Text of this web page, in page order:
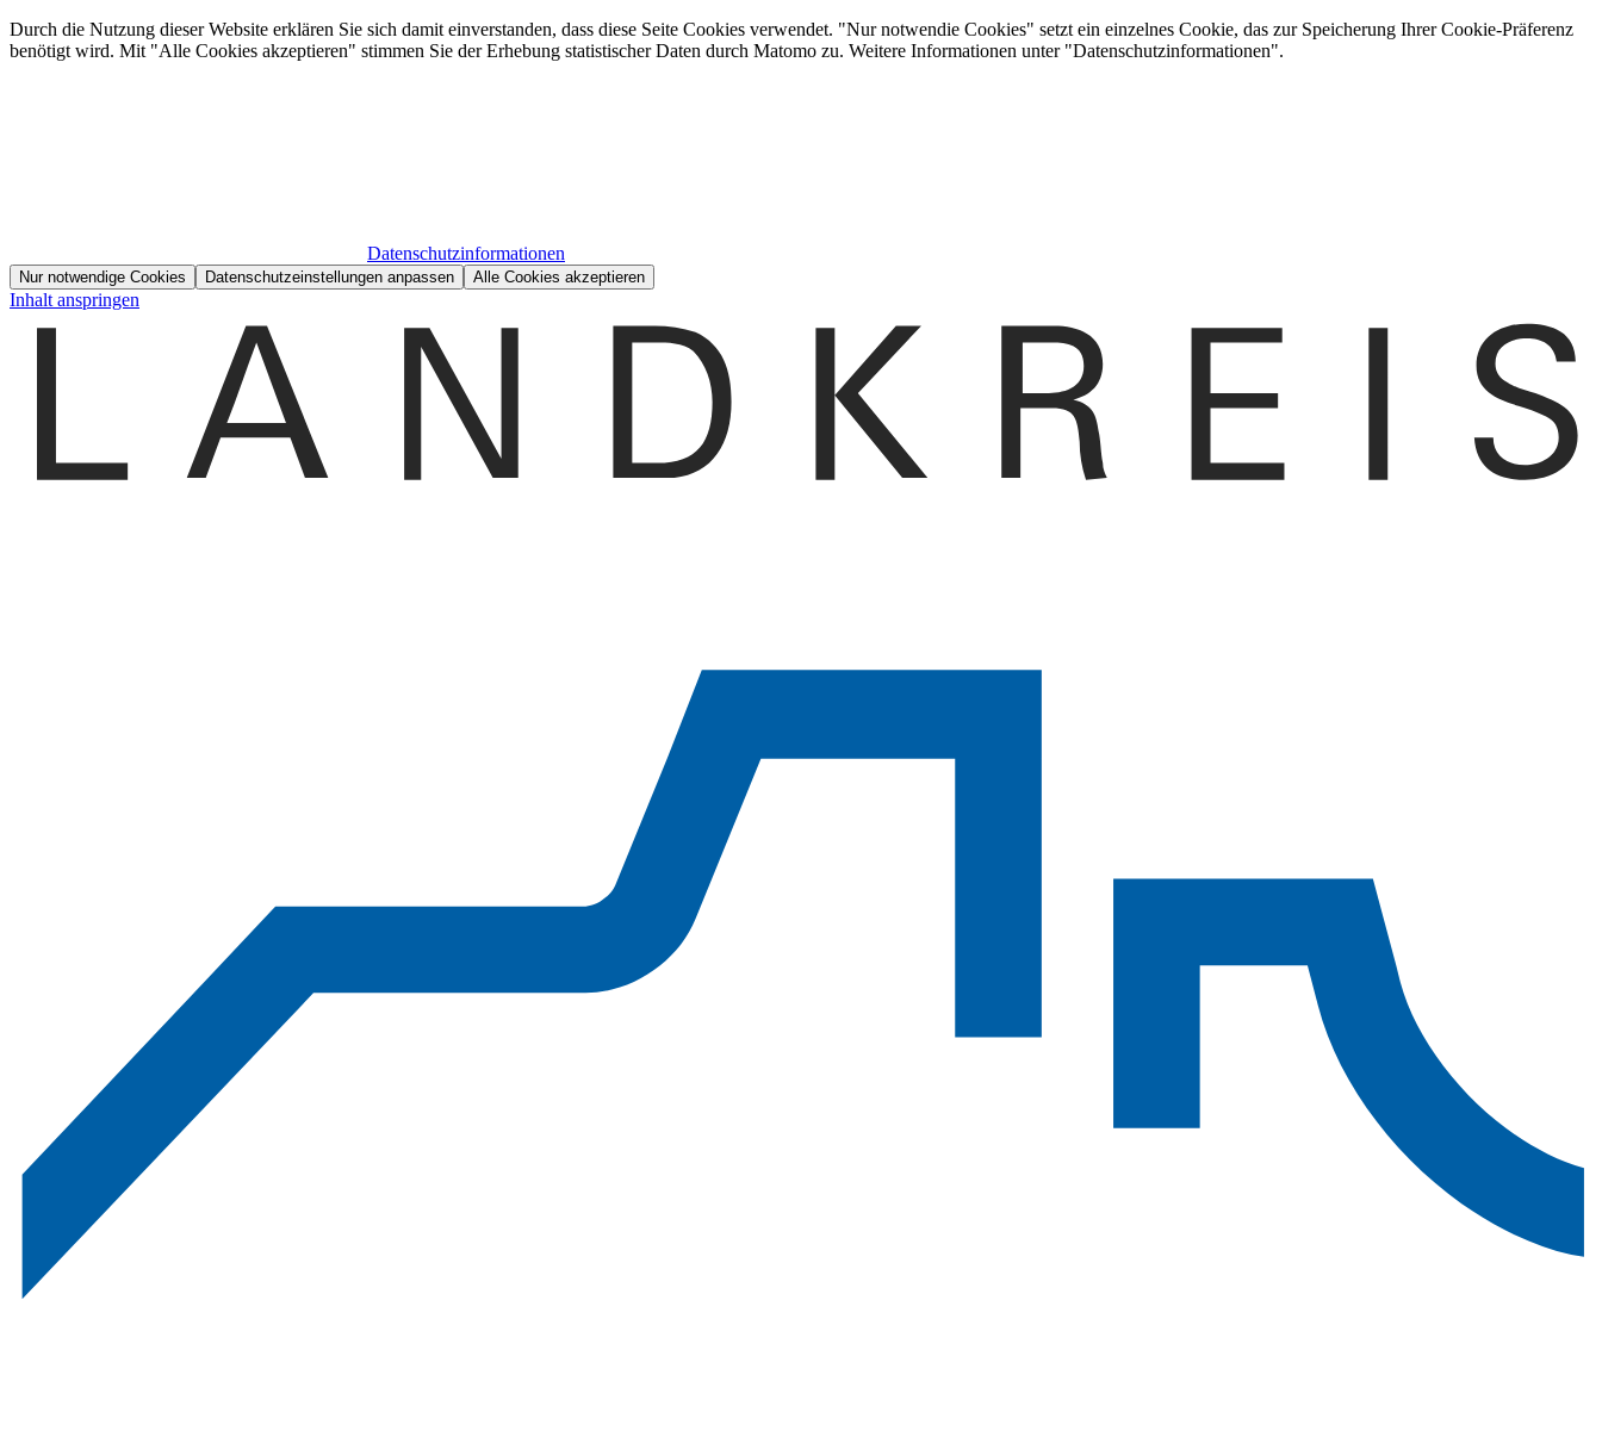
Durch die Nutzung dieser Website erklären Sie sich damit einverstanden, dass diese Seite Cookies verwendet. "Nur notwendie Cookies" setzt ein einzelnes Cookie, das zur Speicherung Ihrer Cookie-Präferenz
benötigt wird. Mit "Alle Cookies akzeptieren" stimmen Sie der Erhebung statistischer Daten durch Matomo zu. Weitere Informationen unter "Datenschutzinformationen".
Datenschutzinformationen
Nur notwendige Cookies Datenschutzeinstellungen anpassen Alle Cookies akzeptieren
Inhalt anspringen